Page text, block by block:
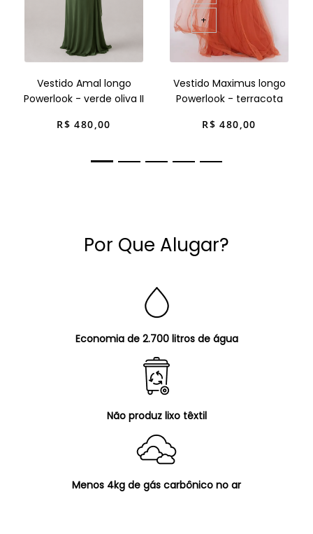
Vestido Amal longo
Powerlook - verde oliva II
R$ 480,00
+
Vestido Maximus longo
Powerlook - terracota
R$ 480,00
Por Que Alugar?
Economia de 2.700 litros de água
Não produz lixo têxtil
Menos 4kg de gás carbônico no ar